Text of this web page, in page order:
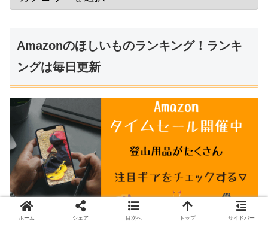
Amazonのほしいものランキング！ランキ
ングは毎日更新
ホーム シェア 目次へ トップ サイドバー